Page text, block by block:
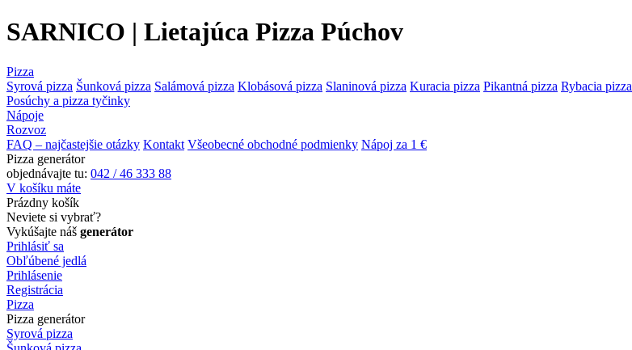
SARNICO | Lietajúca Pizza Púchov
Pizza
Syrová pizza Šunková pizza Salámová pizza Klobásová pizza Slaninová pizza Kuracia pizza Pikantná pizza Rybacia pizza
Posúchy a pizza tyčinky
Nápoje
Rozvoz
FAQ – najčastejšie otázky Kontakt Všeobecné obchodné podmienky Nápoj za 1 €
Pizza generátor
objednávajte tu: 042 / 46 333 88
V košíku máte
Prázdny košík
Neviete si vybrať?
Vykúšajte náš generátor
Prihlásiť sa
Obľúbené jedlá
Prihlásenie
Registrácia
Pizza
Pizza generátor
Syrová pizza